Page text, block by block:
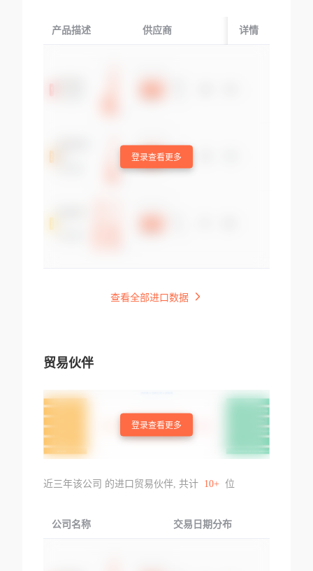
产品描述 供应商 起运国/地区
详情
登录查看更多
查看全部进口数据
贸易伙伴
登录查看更多
近三年该公司 的进口贸易伙伴, 共计 10+ 位
公司名称 交易日期分布